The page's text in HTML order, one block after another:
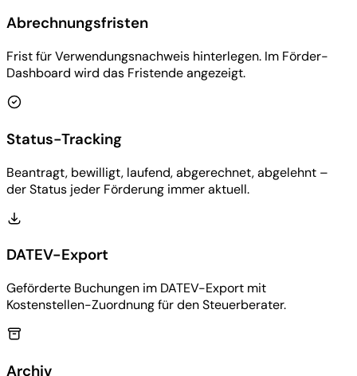
Abrechnungsfristen
Frist für Verwendungsnachweis hinterlegen. Im Förder-
Dashboard wird das Fristende angezeigt.
Status-Tracking
Beantragt, bewilligt, laufend, abgerechnet, abgelehnt –
der Status jeder Förderung immer aktuell.
DATEV-Export
Geförderte Buchungen im DATEV-Export mit
Kostenstellen-Zuordnung für den Steuerberater.
Archiv